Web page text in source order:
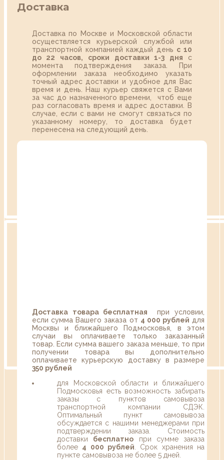
Доставка
Доставка по Москве и Московской области
осуществляется курьерской службой или
транспортной компанией каждый день с 10
до 22 часов,
сроки доставки 1-3 дня с
момента подтверждения заказа. При
оформлении заказа необходимо указать
точный адрес доставки и удобное для Вас
время и день. Наш курьер свяжется с Вами
за час до назначенного времени, чтоб еще
раз согласовать время и адрес доставки. В
случае, если с вами не смогут связаться по
указанному номеру, то доставка будет
перенесена на следующий день.
Доставка товара бесплатная при условии,
если сумма Вашего заказа от 4 000 рублей для
Москвы и ближайшего Подмосковья, в этом
случаи вы оплачиваете только заказанный
товар. Если сумма вашего заказа меньше, то при
получении товара вы дополнительно
оплачиваете курьерскую доставку в размере
350 рублей
для Московской области и ближайшего
Подмосковья есть возможность забирать
заказы с пунктов самовывоза
транспортной компании СДЭК.
Оптимальный пункт самовывоза
обсуждается с нашими менеджерами при
подтверждении заказа. Стоимость
доставки бесплатно при сумме заказа
более 4 000 рублей . Срок хранения на
пункте самовывоза не более 5 дней.